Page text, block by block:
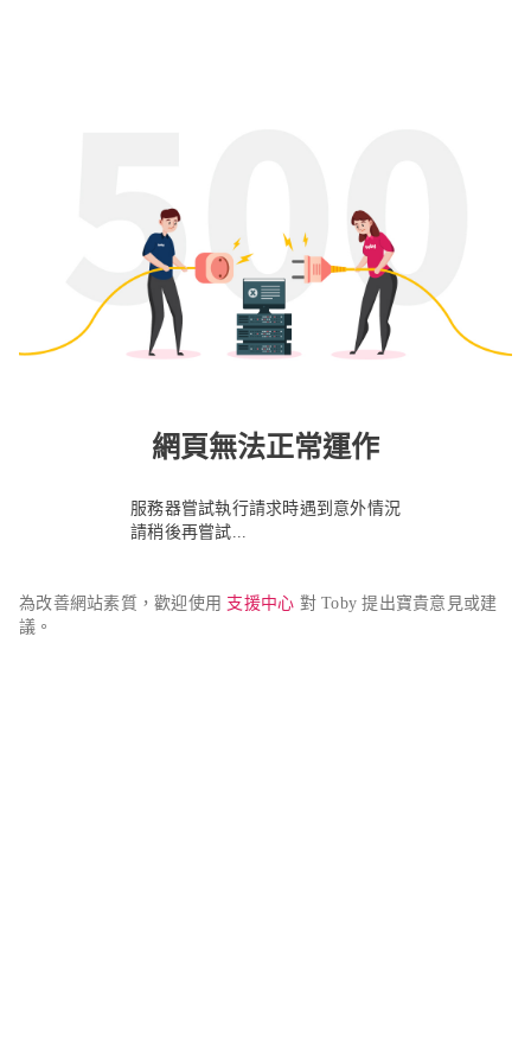
網頁無法正常運作
服務器嘗試執行請求時遇到意外情況
請稍後再嘗試...
為改善網站素質，歡迎使用 支援中心 對 Toby 提出寶貴意見或建
議。